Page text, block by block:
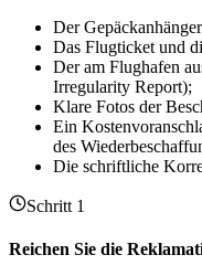
Der
Das Flugticket und
Der am Flughafen
Irregularity Report);
Klare Fotos der
Ein
des
Die schriftliche
Schritt 1
Reichen Sie die